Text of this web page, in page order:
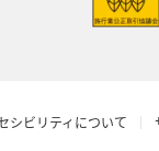
シビリティについて